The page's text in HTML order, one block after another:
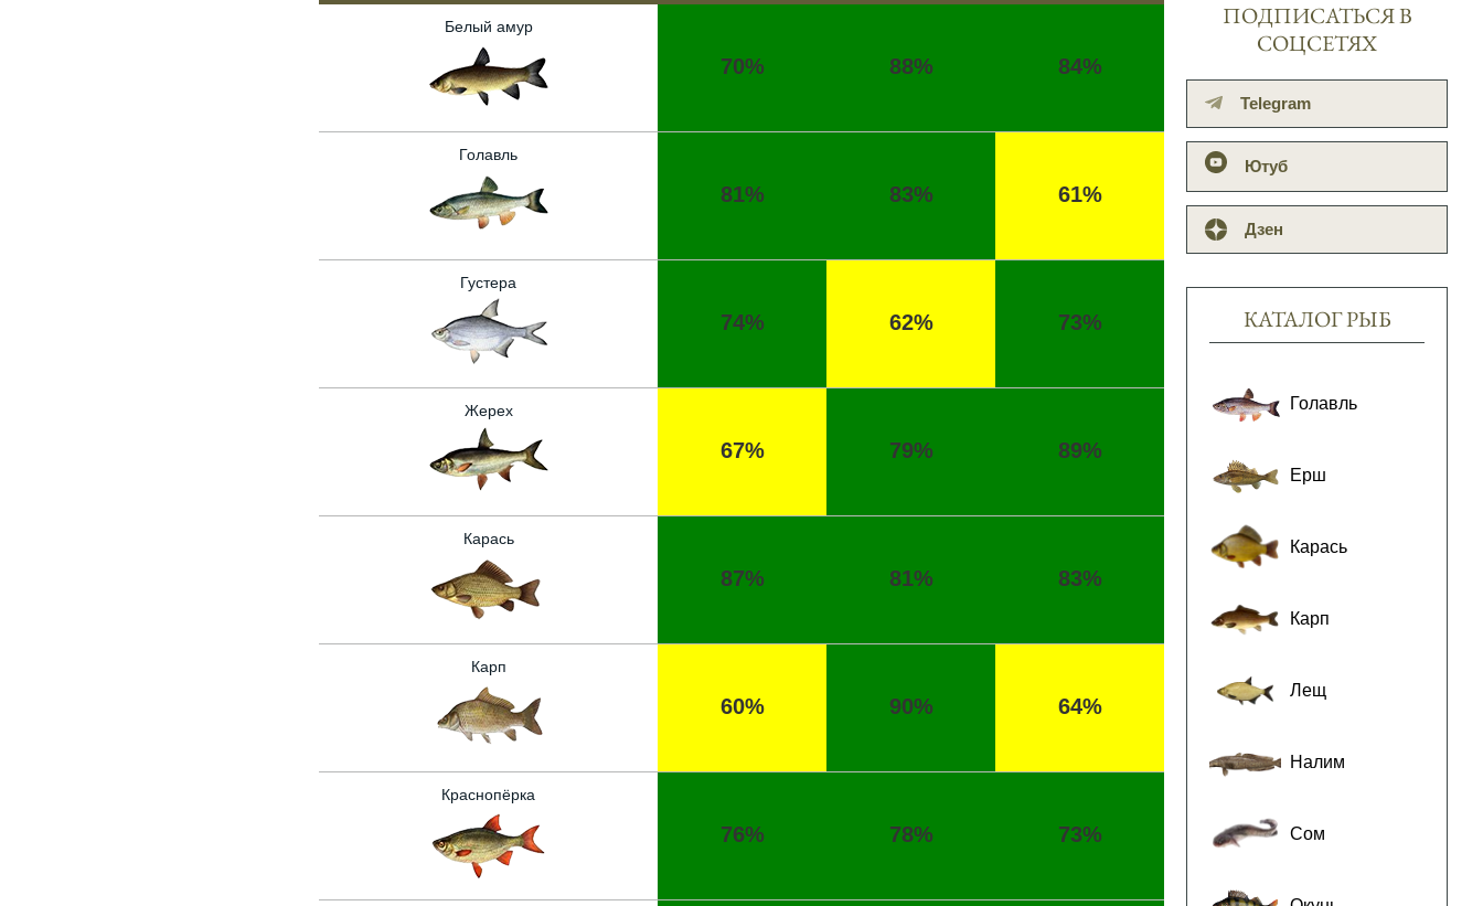
Белый амур
70% 88% 84%
Голавль
81% 83% 61%
Густера
74% 62% 73%
Жерех
67% 79% 89%
Карась
87% 81% 83%
Карп
60% 90% 64%
Краснопёрка
76% 78% 73%
ПОДПИСАТЬСЯ В
СОЦСЕТЯХ
Telegram
Ютуб
Дзен
КАТАЛОГ РЫБ
Голавль
Ерш
Карась
Карп
Лещ
Налим
Сом